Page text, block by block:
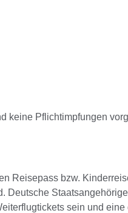
keine Pflichtimpfungen
Reisepass bzw.
Deutsche
sein und